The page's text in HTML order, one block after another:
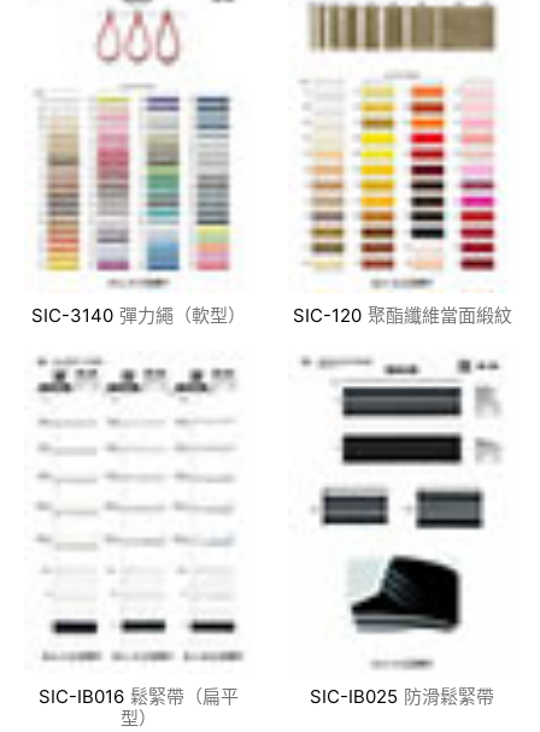
SIC-3140 彈力繩（軟型） SIC-120 聚酯纖維當面緞紋
SIC-IB016 鬆緊帶（扁平
型）
SIC-IB025 防滑鬆緊帶